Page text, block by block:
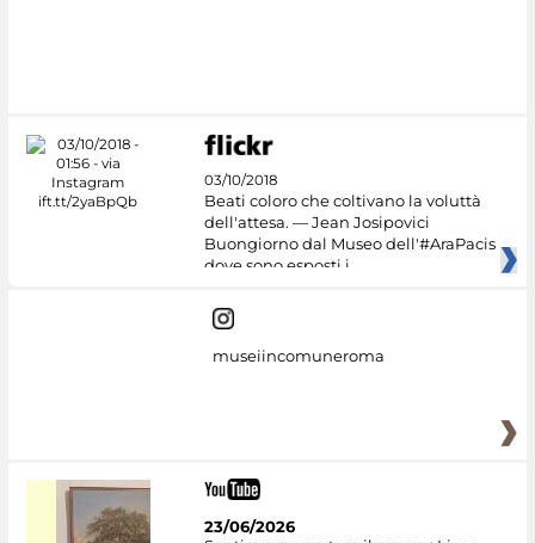
03/10/2018
Beati coloro che coltivano la voluttà
dell'attesa. — Jean Josipovici
Buongiorno dal Museo dell'#AraPacis
dove sono esposti i
museiincomuneroma
23/06/2026